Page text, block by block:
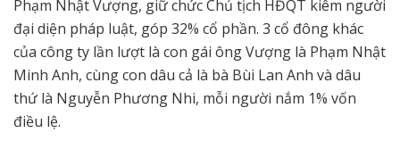
Phạm Nhật Vượng, giữ chức Chủ tịch HĐQT kiêm người
đại diện pháp luật, góp 32% cổ phần. 3 cổ đông khác
của công ty lần lượt là con gái ông Vượng là Phạm Nhật
Minh Anh, cùng con dâu cả là bà Bùi Lan Anh và dâu
thứ là Nguyễn Phương Nhi, mỗi người nắm 1% vốn
điều lệ.